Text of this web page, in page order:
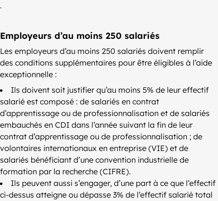
.
Employeurs d’au moins 250 salariés
Les employeurs d’au moins 250 salariés doivent remplir
des conditions supplémentaires pour être éligibles à l’aide
exceptionnelle :
Ils doivent soit justifier qu’au moins 5% de leur effectif
salarié est composé : de salariés en contrat
d’apprentissage ou de professionnalisation et de salariés
embauchés en CDI dans l’année suivant la fin de leur
contrat d’apprentissage ou de professionnalisation ; de
volontaires internationaux en entreprise (VIE) et de
salariés bénéficiant d’une convention industrielle de
formation par la recherche (CIFRE).
Ils peuvent aussi s’engager, d’une part à ce que l’effectif
ci-dessus atteigne ou dépasse 3% de l’effectif salarié total